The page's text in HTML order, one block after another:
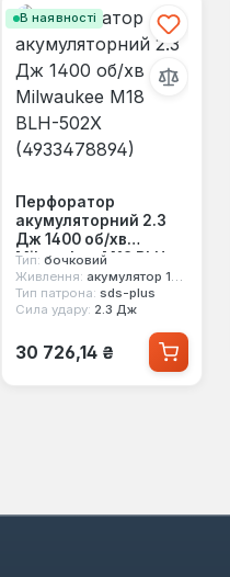
В наявності
Перфоратор
акумуляторний 2.3
Дж 1400 об/хв
Milwaukee M18 BLH-
502X (4933478894)
Тип: бочковий
Живлення: акумулятор 18 В
Тип патрона: sds-plus
Сила удару: 2.3 Дж
Звичайна ціна:
30 726,14 ₴